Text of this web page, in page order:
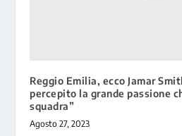
Reggio Emilia, ecco Jamar
percepito la grande passione
squadra”
Agosto 27, 2023